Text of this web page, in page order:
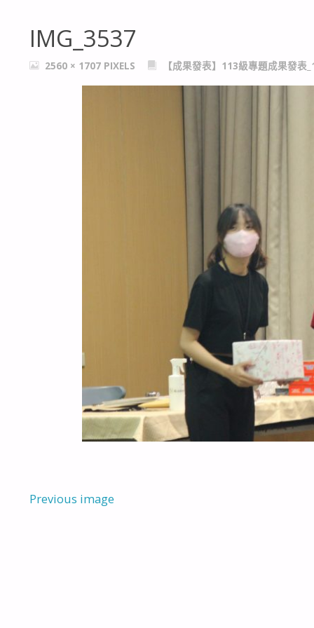
IMG_3537
FULL2560 × 1707 PIXELS 【成果發表】113級專題成果發表
Previous image